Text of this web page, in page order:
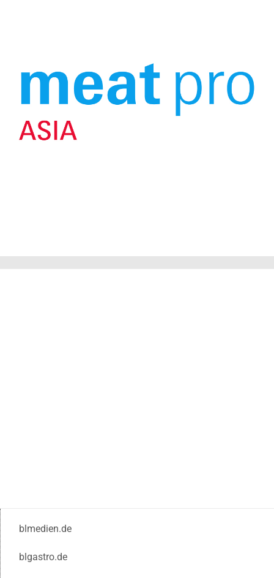
blmedien.de
blgastro.de